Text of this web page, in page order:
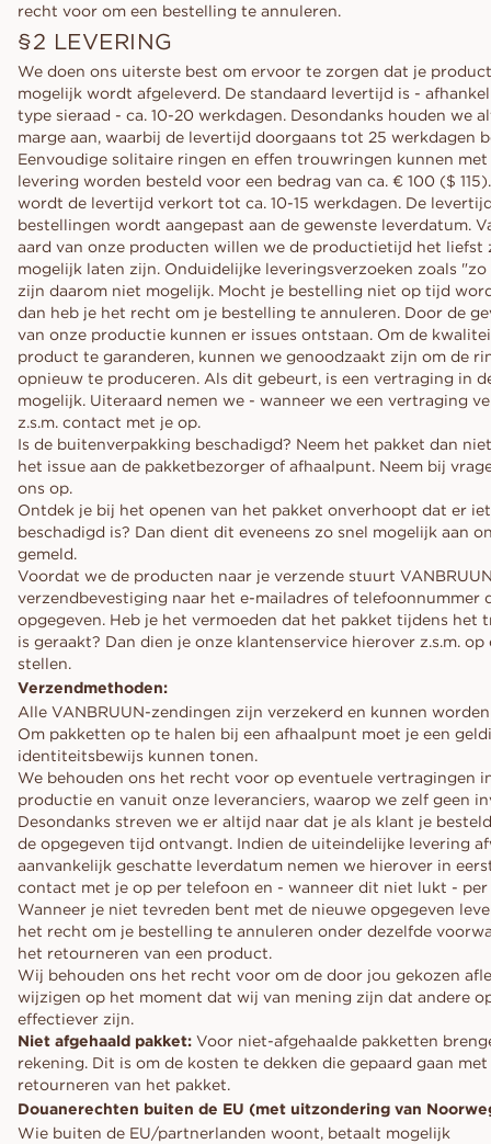
recht voor om een bestelling te annuleren.
§2 LEVERING
We doen ons uiterste best om ervoor te zorgen dat je
mogelijk wordt afgeleverd. De standaard levertijd is -
type sieraad - ca. 10-20 werkdagen. Desondanks houden we
marge aan, waarbij de levertijd doorgaans tot 25 werkdagen
Eenvoudige solitaire ringen en effen trouwringen kunnen met
levering worden besteld voor een bedrag van ca. € 100 ($
wordt de levertijd verkort tot ca. 10-15 werkdagen. De
bestellingen wordt aangepast aan de gewenste leverdatum.
aard van onze producten willen we de productietijd het liefst
mogelijk laten zijn. Onduidelijke leveringsverzoeken zoals
zijn daarom niet mogelijk. Mocht je bestelling niet op tijd
dan heb je het recht om je bestelling te annuleren. Door de
van onze productie kunnen er issues ontstaan. Om de
product te garanderen, kunnen we genoodzaakt zijn om de
opnieuw te produceren. Als dit gebeurt, is een vertraging in
mogelijk. Uiteraard nemen we - wanneer we een vertraging
z.s.m. contact met je op.
Is de buitenverpakking beschadigd? Neem het pakket dan
het issue aan de pakketbezorger of afhaalpunt. Neem bij
ons op.
Ontdek je bij het openen van het pakket onverhoopt dat er
beschadigd is? Dan dient dit eveneens zo snel mogelijk aan
gemeld.
Voordat we de producten naar je verzende stuurt
verzendbevestiging naar het e-mailadres of telefoonnummer
opgegeven. Heb je het vermoeden dat het pakket tijdens het
is geraakt? Dan dien je onze klantenservice hierover z.s.m.
stellen.
Verzendmethoden:
Alle VANBRUUN-zendingen zijn verzekerd en kunnen
Om pakketten op te halen bij een afhaalpunt moet je een
identiteitsbewijs kunnen tonen.
We behouden ons het recht voor op eventuele vertragingen
productie en vanuit onze leveranciers, waarop we zelf geen
Desondanks streven we er altijd naar dat je als klant je
de opgegeven tijd ontvangt. Indien de uiteindelijke levering
aanvankelijk geschatte leverdatum nemen we hierover in
contact met je op per telefoon en - wanneer dit niet lukt - per
Wanneer je niet tevreden bent met de nieuwe opgegeven
het recht om je bestelling te annuleren onder dezelfde
het retourneren van een product.
Wij behouden ons het recht voor om de door jou gekozen
wijzigen op het moment dat wij van mening zijn dat andere
effectiever zijn.
Niet afgehaald pakket: Voor niet-afgehaalde pakketten
rekening. Dit is om de kosten te dekken die gepaard gaan
retourneren van het pakket.
Douanerechten buiten de EU (met uitzondering van
Wie buiten de EU/partnerlanden woont, betaalt mogelijk